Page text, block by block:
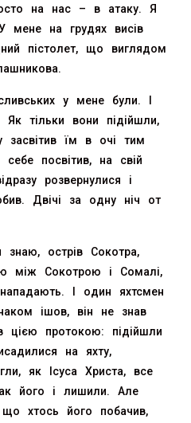
на нас – в атаку. Я
мене на грудях висів
пістолет, що виглядом
у мене були. І
Як тільки вони підійшли,
засвітив їм в очі тим
посвітив, на свій
розвернулися і
Двічі за одну ніч от
знаю, острів Сокотра,
між Сокотрою і Сомалі,
І один яхтсмен
ішов, він не знав
цією протокою: підійшли
на яхту,
як Ісуса Христа, все
його і лишили. Але
хтось його побачив,